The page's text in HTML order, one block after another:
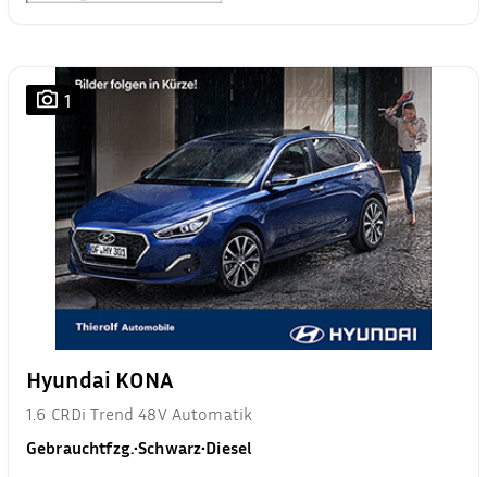
1
Hyundai KONA
1.6 CRDi Trend 48V Automatik
Gebrauchtfzg.•Schwarz•Diesel